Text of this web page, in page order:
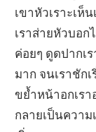
เขาหัวเราะเห็
เราส่ายหัวบอก
ค่อยๆ ดูดปากเ
มาก จนเราชัก
ขย้ำหน้าอกเร
กลายเป็นความ